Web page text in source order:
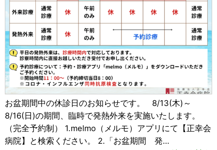
お盆期間中の休診日のお知らせです。 8/13(木)～
8/16(日)の期間、臨時で発熱外来を実施いたします。
（完全予約制） 1.melmo（メルモ）アプリにて【正幸会
病院】と検索ください。 2.「お盆期間 発…